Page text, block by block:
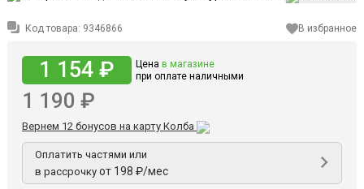
Код товара: 9346866 В избранное
1 154 ₽ Цена в магазине
при оплате наличными
1 190 ₽
Вернем 12 бонусов на карту Колба
Оплатить частями или
в рассрочку от 198 ₽/мес